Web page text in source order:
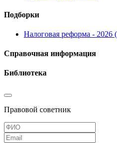
Подборки
Налоговая реформа - 2026
Справочная информация
Библиотека
Правовой советник